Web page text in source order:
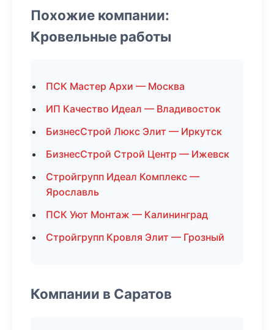
Похожие компании:
Кровельные работы
ПСК Мастер Архи — Москва
ИП Качество Идеал — Владивосток
БизнесСтрой Люкс Элит — Иркутск
БизнесСтрой Строй Центр — Ижевск
Стройгрупп Идеал Комплекс —
Ярославль
ПСК Уют Монтаж — Калининград
Стройгрупп Кровля Элит — Грозный
Компании в Саратов